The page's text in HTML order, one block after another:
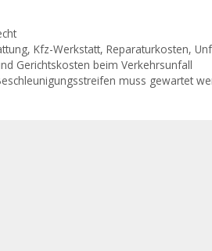
den Gutachter
hat. Die
Versicherung
,Kfz-Werkstatt,Reparaturkosten,
Gerichtskosten beim Verkehrsunfall
muss gewartet